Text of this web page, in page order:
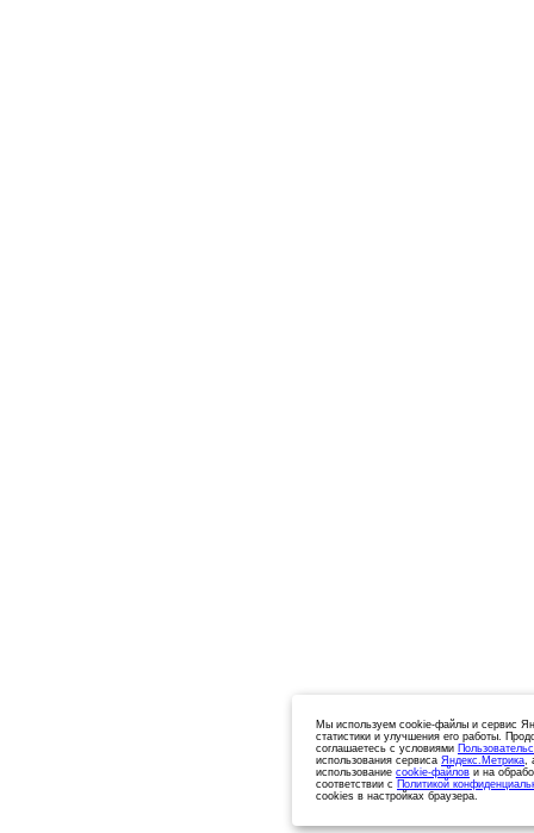
Мы используем cookie-файлы и сервис
статистики и улучшения его работы.
соглашаетесь с условиями
использования сервиса Яндекс.Метрика,
использование cookie-файлов и на
соответствии с Политикой
cookies в настройках браузера.